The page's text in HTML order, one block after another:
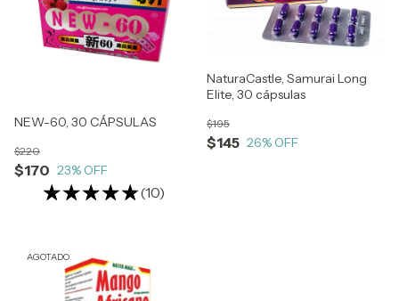
NEW-60, 30 CÁPSULAS
$170
$220
23% OFF
(10)
NaturaCastle, Samurai Long
Elite, 30 cápsulas
$145
$195
26% OFF
AGOTADO